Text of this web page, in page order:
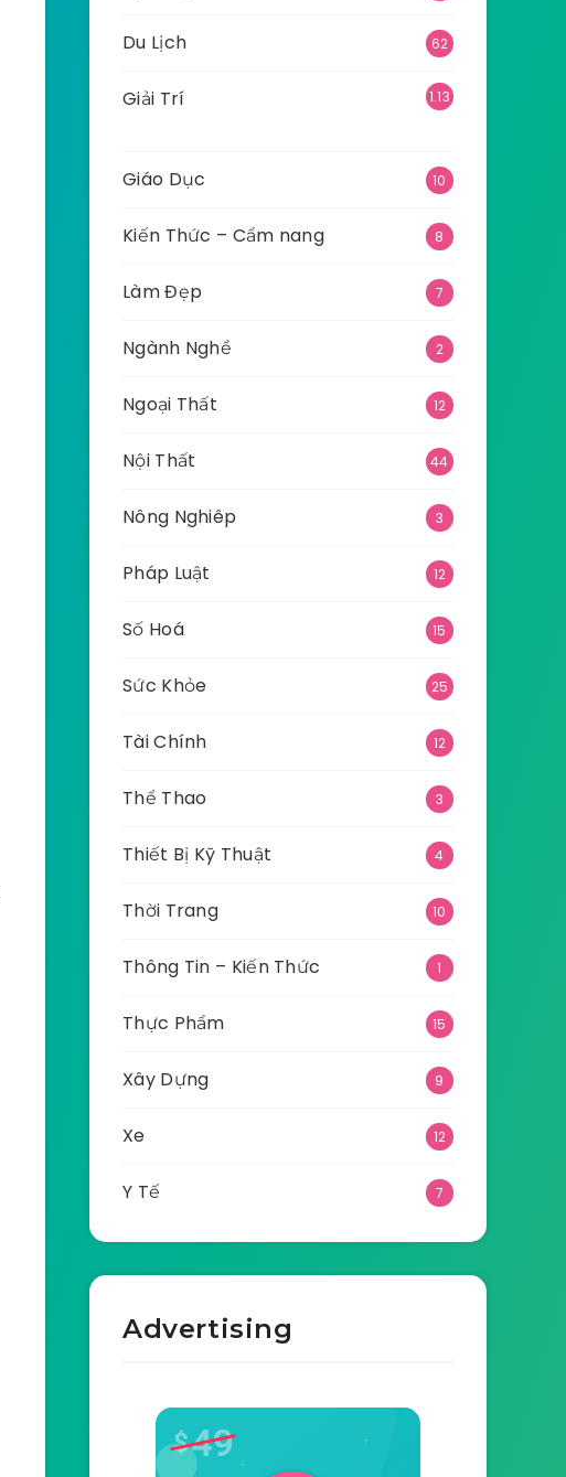
Du Lịch 62
Giải Trí
1.13
Giáo Dục 10
Kiến Thức – Cẩm nang 8
Làm Đẹp 7
Ngành Nghề 2
Ngoại Thất 12
Nội Thất 44
Nông Nghiêp 3
Pháp Luật 12
Số Hoá 15
Sức Khỏe 25
Tài Chính 12
Thể Thao 3
Thiết Bị Kỹ Thuật 4
Thời Trang 10
Thông Tin – Kiến Thức 1
Thực Phẩm 15
Xây Dựng 9
Xe 12
Y Tế 7
Advertising